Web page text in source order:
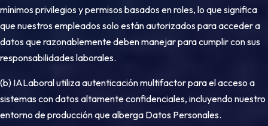
mínimos privilegios y permisos basados en roles, lo que significa
que nuestros empleados solo están autorizados para acceder a
datos que razonablemente deben manejar para cumplir con sus
responsabilidades laborales.
(b) IALaboral utiliza autenticación multifactor para el acceso a
sistemas con datos altamente confidenciales, incluyendo nuestro
entorno de producción que alberga Datos Personales.